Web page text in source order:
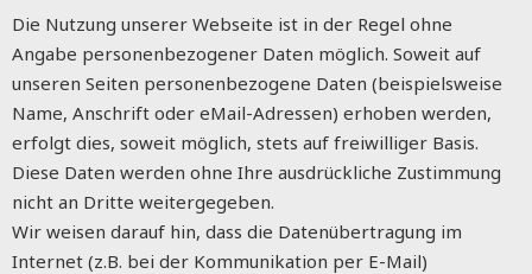
Die Nutzung unserer Webseite ist in der Regel ohne
Angabe personenbezogener Daten möglich. Soweit auf
unseren Seiten personenbezogene Daten (beispielsweise
Name, Anschrift oder eMail-Adressen) erhoben werden,
erfolgt dies, soweit möglich, stets auf freiwilliger Basis.
Diese Daten werden ohne Ihre ausdrückliche Zustimmung
nicht an Dritte weitergegeben.
Wir weisen darauf hin, dass die Datenübertragung im
Internet (z.B. bei der Kommunikation per E-Mail)